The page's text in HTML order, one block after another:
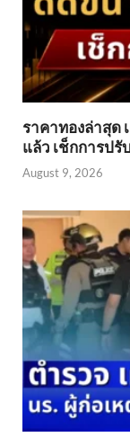
ราคาทองล่าสุด
แล้ว เช็กการปรั
August 9, 2026